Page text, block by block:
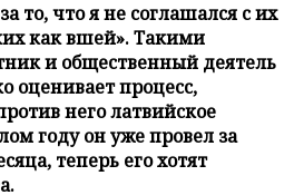
то, что я не соглашался с их
как вшей». Такими
и общественный деятель
оценивает процесс,
него латвийское
году он уже провел за
теперь его хотят